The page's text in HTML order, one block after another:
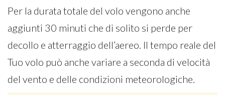
Per la durata totale del volo vengono anche
aggiunti 30 minuti che di solito si perde per
decollo e atterraggio dell’aereo. Il tempo reale del
Tuo volo può anche variare a seconda di velocità
del vento e delle condizioni meteorologiche.